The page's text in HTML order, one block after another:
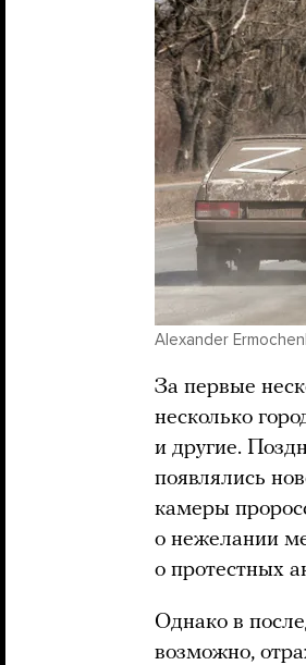
Alexander
За первые
несколько
и другие.
появлялись
камеры
о нежелании
о протестных
Однако в
возможно,